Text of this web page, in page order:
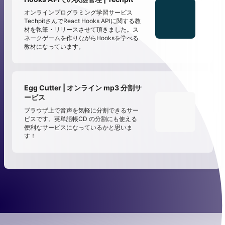
オンラインプログラミング学習サービス
TechpitさんでReact Hooks APIに関する教
材を執筆・リリースさせて頂きました。ス
ネークゲームを作りながらHooksを学べる
教材になっています。
Egg Cutter | オンライン mp3 分割サ
ービス
ブラウザ上で音声を気軽に分割できるサー
ビスです。英単語帳CD の分割にも使える
便利なサービスになっているかと思いま
す！